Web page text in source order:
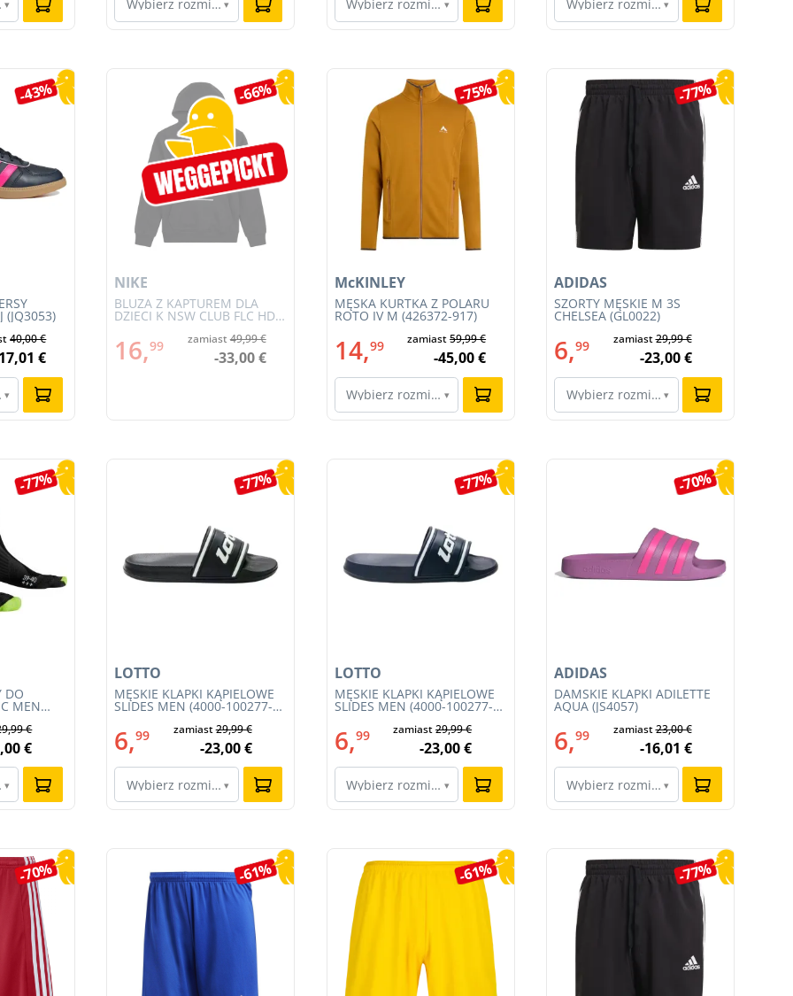
▾ Wybierz rozmiar…
▾ Wybierz rozmiar…
▾ Wybierz rozmiar…
▾
-43%
(JQ3053)
40,00 €
€
▾
-66%
BLUZA Z KAPTUREM DLA
DZIECI K NSW CLUB FLC HDY
NIKE
16,99 zamiast49,99 €
-33,00 €
-75%
MĘSKA KURTKA Z POLARU
ROTO IV M (426372-917)
McKINLEY
14,99 zamiast59,99 €
-45,00 €
Wybierz rozmiar…
▾
-77%
SZORTY MĘSKIE M 3S
CHELSEA (GL0022)
ADIDAS
6,99 zamiast29,99 €
-23,00 €
Wybierz rozmiar…
▾
-77%
DO
MEN
€
€
▾
-77%
MĘSKIE KLAPKI KĄPIELOWE
SLIDES MEN (4000-100277-
LOTTO
6,99 zamiast29,99 €
-23,00 €
Wybierz rozmiar…
▾
-77%
MĘSKIE KLAPKI KĄPIELOWE
SLIDES MEN (4000-100277-
LOTTO
6,99 zamiast29,99 €
-23,00 €
Wybierz rozmiar…
▾
-70%
DAMSKIE KLAPKI ADILETTE
AQUA (JS4057)
ADIDAS
6,99 zamiast23,00 €
-16,01 €
Wybierz rozmiar…
▾
-70% -61% -61% -77%